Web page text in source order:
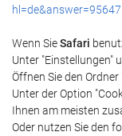
hl=de&answer=95647
Wenn SieSafari
Unter "Einstellungen"
Öffnen Sie den
Unter der Option
Ihnen am meisten
Oder nutzen Sie den